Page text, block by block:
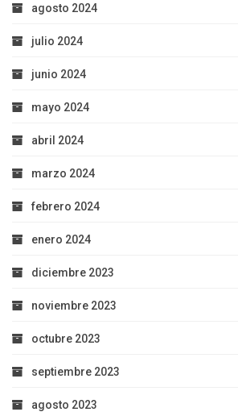
agosto 2024
julio 2024
junio 2024
mayo 2024
abril 2024
marzo 2024
febrero 2024
enero 2024
diciembre 2023
noviembre 2023
octubre 2023
septiembre 2023
agosto 2023